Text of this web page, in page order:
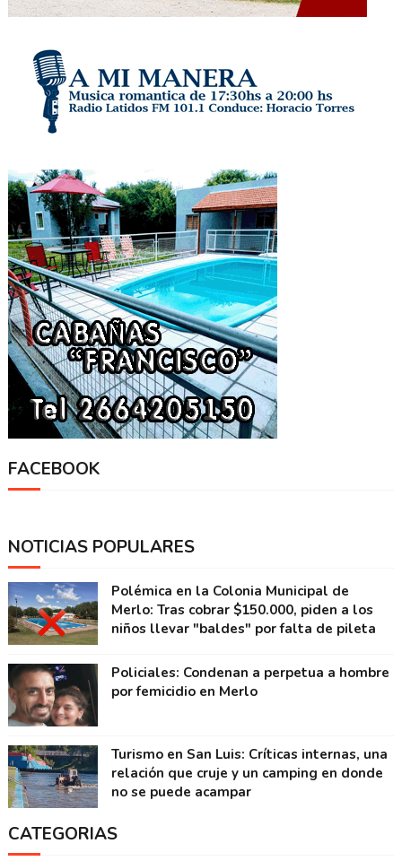
FACEBOOK
NOTICIAS POPULARES
Polémica en la Colonia Municipal de
Merlo: Tras cobrar $150.000, piden a los
niños llevar "baldes" por falta de pileta
Policiales: Condenan a perpetua a hombre
por femicidio en Merlo
Turismo en San Luis: Críticas internas, una
relación que cruje y un camping en donde
no se puede acampar
CATEGORIAS